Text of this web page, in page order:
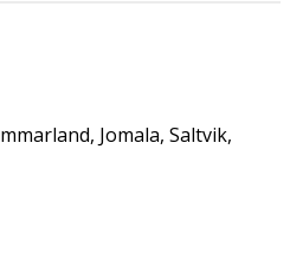
Jomala, Saltvik,